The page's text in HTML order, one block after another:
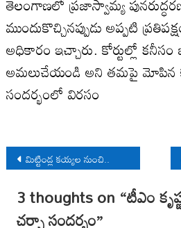
ముందుకొచ్చిన‌ప్పుడు అప్ప‌టి
అధికారం ఇచ్చారు. కోర్టుల్లో
అమ‌లుచేయండి అని త‌మ‌పై మోపిన
సంద‌ర్భంలో విర‌సం
Post
navigation
మిట్టిండ్ల క‌య్య‌ల నుంచి..
3 thoughts on “టీఎం
చర్చా సందర్భం”